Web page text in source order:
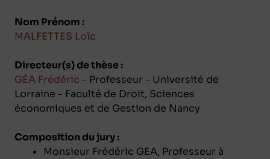
Nom Prénom :
MALFETTES Loïc
Directeur(s) de thèse :
GÉA Frédéric - Professeur - Université de
Lorraine - Faculté de Droit, Sciences
économiques et de Gestion de Nancy
Composition du jury :
Monsieur Frédéric GEA, Professeur à